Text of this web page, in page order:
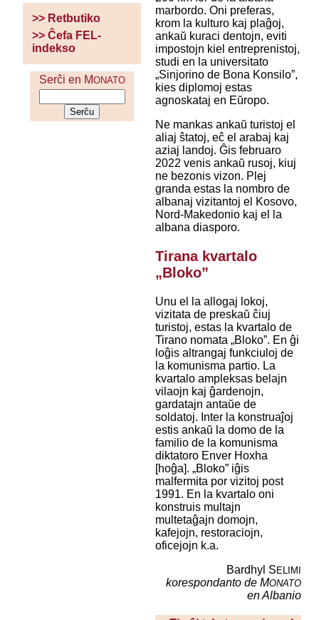
>> Retbutiko
>> Ĉefa FEL-
indekso
Serĉi en MONATO
marbordo. Oni preferas,
krom la kulturo kaj plaĝoj,
ankaŭ kuraci dentojn, eviti
impostojn kiel entreprenistoj,
studi en la universitato
„Sinjorino de Bona Konsilo”,
kies diplomoj estas
agnoskataj en Eŭropo.
Ne mankas ankaŭ turistoj el
aliaj ŝtatoj, eĉ el arabaj kaj
aziaj landoj. Ĝis februaro
2022 venis ankaŭ rusoj, kiuj
ne bezonis vizon. Plej
granda estas la nombro de
albanaj vizitantoj el Kosovo,
Nord-Makedonio kaj el la
albana diasporo.
Tirana kvartalo
„Bloko”
Unu el la allogaj lokoj,
vizitata de preskaŭ ĉiuj
turistoj, estas la kvartalo de
Tirano nomata „Bloko”. En ĝi
loĝis altrangaj funkciuloj de
la komunisma partio. La
kvartalo ampleksas belajn
vilaojn kaj ĝardenojn,
gardatajn antaŭe de
soldatoj. Inter la konstruaĵoj
estis ankaŭ la domo de la
familio de la komunisma
diktatoro Enver Hoxha
[hoĝa]. „Bloko” iĝis
malfermita por vizitoj post
1991. En la kvartalo oni
konstruis multajn
multetaĝajn domojn,
kafejojn, restoraciojn,
oficejojn k.a.
Bardhyl S ELIMI
korespondanto de MONATO
en Albanio